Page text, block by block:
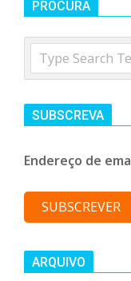
PROCURA
Search
SUBSCREVA
Endereço de
ARQUIVO